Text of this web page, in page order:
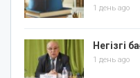
1 день ago
Негізгі
1 день ago